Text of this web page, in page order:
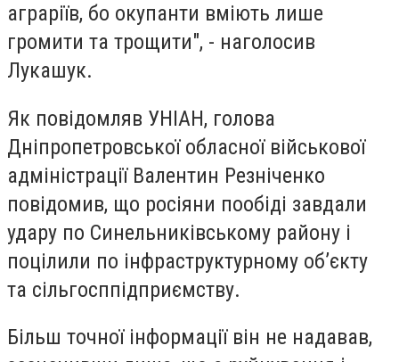
аграріїв, бо окупанти вміють лише
громити та трощити", - наголосив
Лукашук.
Як повідомляв УНІАН, голова
Дніпропетровської обласної військової
адміністрації Валентин Резніченко
повідомив, що росіяни пообіді завдали
удару по Синельниківському району і
поцілили по інфраструктурному об’єкту
та сільгосппідприємству.
Більш точної інформації він не надавав,